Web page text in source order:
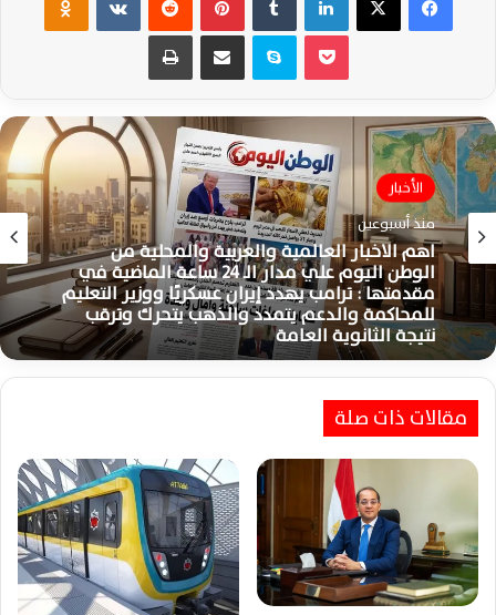
سكايب مشاركة عبر البريد طباعة
الأخبار
منذ أسبوعين
اهم الاخبار العالمية والعربية والمحلية من
الوطن اليوم علي مدار الـ 24 ساعة الماضية في
مقدمتها : ترامب يهدد إيران عسكريًا ووزير التعليم
للمحاكمة والدعم يتمدد والذهب يتحرك وترقب
نتيجة الثانوية العامة
مقالات ذات صلة